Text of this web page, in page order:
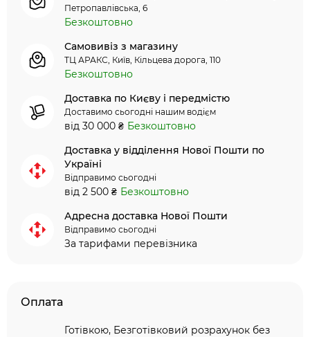
Петропавлівська, 6
Безкоштовно
Самовивіз з магазину
ТЦ АРАКС, Київ, Кільцева дорога, 110
Безкоштовно
Доставка по Києву і передмістю
Доставимо сьогодні нашим водієм
від 30 000 ₴ Безкоштовно
Доставка у відділення Нової Пошти по
Україні
Відправимо сьогодні
від 2 500 ₴ Безкоштовно
Адресна доставка Нової Пошти
Відправимо сьогодні
За тарифами перевізника
Оплата
Готівкою, Безготівковий розрахунок без